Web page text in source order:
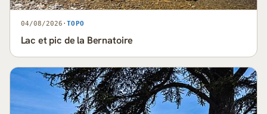
04/08/2026 · TOPO
Lac et pic de la Bernatoire